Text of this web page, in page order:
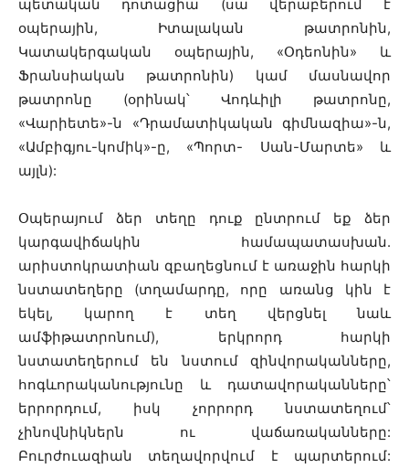
պետական դոտացիա (սա վերաբերում է
օպերային, Իտալական թատրոնին,
Կատակերգական օպերային, «Օդեոնին» և
Ֆրանսիական թատրոնին) կամ մասնավոր
թատրոնը (օրինակ՝ Վոդևիլի թատրոնը,
«Վարիետե»-ն «Դրամատիկական գիմնազիա»-ն,
«Ամբիգյու-կոմիկ»-ը, «Պորտ- Սան-Մարտե» և
այլն):
Օպերայում ձեր տեղը դուք ընտրում եք ձեր
կարգավիճակին համապատասխան.
արիստոկրատիան զբաղեցնում է առաջին հարկի
նստատեղերը (տղամարդը, որը առանց կին է
եկել, կարող է տեղ վերցնել նաև
ամֆիթատրոնում), երկրորդ հարկի
նստատեղերում են նստում զինվորականները,
հոգևորականությունը և դատավորականները՝
երրորդում, իսկ չորրորդ նստատեղում՝
չինովնիկներն ու վաճառականները:
Բուրժուազիան տեղավորվում է պարտերում: